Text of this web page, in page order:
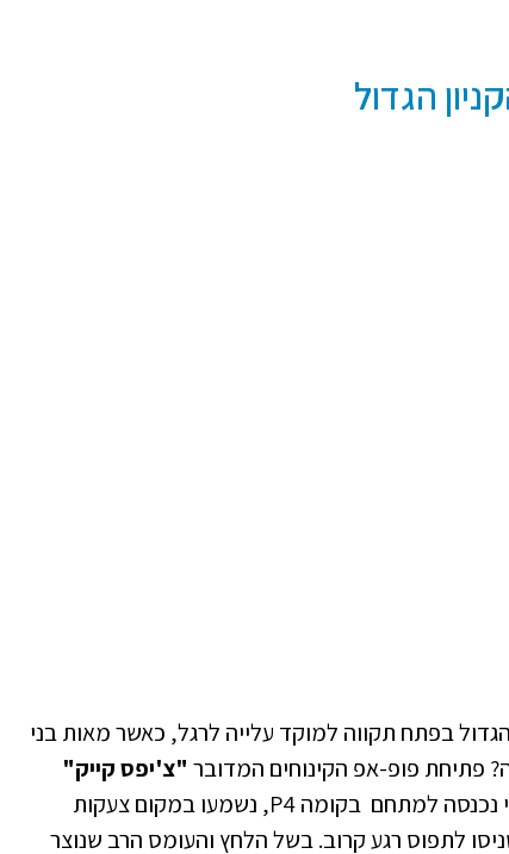
הגדול
הגדול בפתח תקווה למוקד עלייה לרגל, כאשר מאות בני
פתיחת פופ-אפ הקינוחים המדובר "צ'יפס קייק"
. ברגע שכוכבת הרשת עומר לוי נכנסה למתחם בקומה P4, נשמעו במקום צעקות
לתפוס רגע קרוב. בשל הלחץ והעומס הרב שנוצר